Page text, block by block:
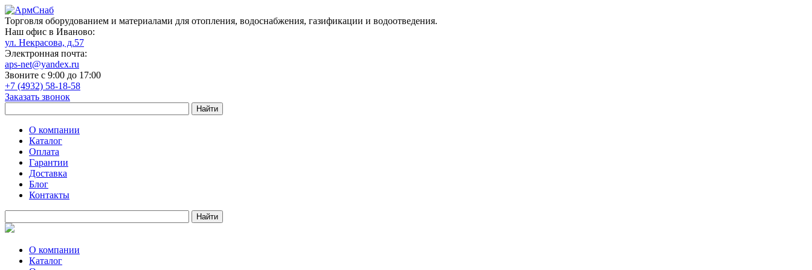
Торговля оборудованием и материалами для отопления, водоснабжения, газификации и водоотведения.
Наш офис в Иваново:
ул. Некрасова, д.57
Электронная почта:
aps-net@yandex.ru
Звоните с 9:00 до 17:00
+7 (4932) 58-18-58
Заказать звонок
О компании
Каталог
Оплата
Гарантии
Доставка
Блог
Контакты
О компании
Каталог